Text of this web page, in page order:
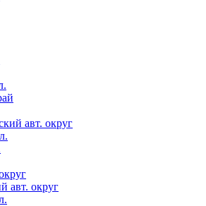
авт. округ
авт. округ